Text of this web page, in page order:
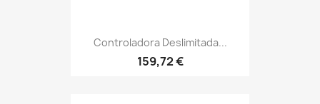
Controladora Deslimitada...
159,72 €